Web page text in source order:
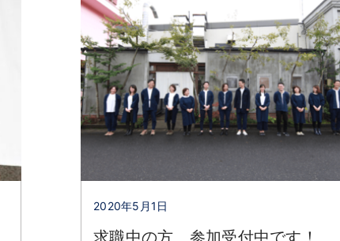
2020年5月1日
求職中の方、参加受付中です！